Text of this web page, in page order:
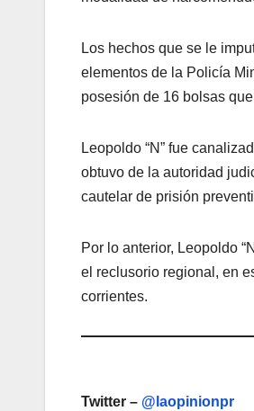
Los hechos que se le
elementos de la Policía
posesión de 16 bolsas
Leopoldo “N” fue
obtuvo de la autoridad
cautelar de prisión
Por lo anterior, Leopoldo
el reclusorio regional, en
corrientes.
Twitter – @laopinionpr